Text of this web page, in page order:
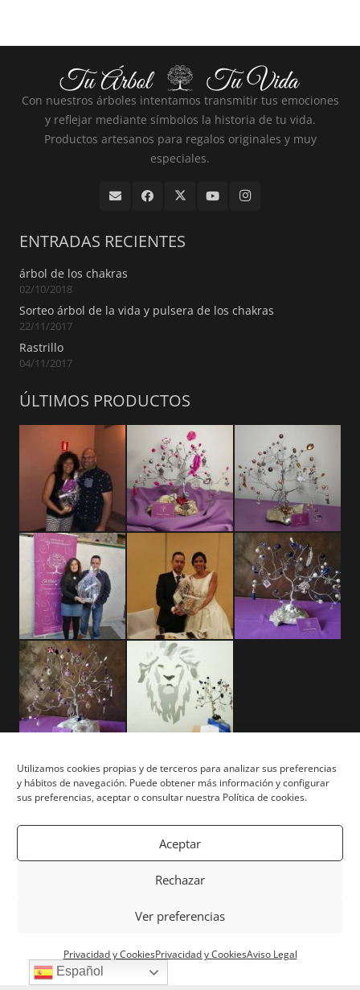
Utilizamos cookies propias y de terceros para analizar sus preferencias
y hábitos de navegación. Puede obtener más información y configurar
sus preferencias, aceptar o consultar nuestra Política de cookies.
Aceptar
Rechazar
Ver preferencias
Privacidad y CookiesPrivacidad y CookiesAviso Legal
Con nuestros árboles intentamos transmitir tus emociones
y reflejar mediante símbolos la historia de tu vida.
Productos artesanos para regalos originales y muy
especiales.
ENTRADAS RECIENTES
árbol de los chakras
02/10/2018
Sorteo árbol de la vida y pulsera de los chakras
22/11/2017
Rastrillo
04/11/2017
ÚLTIMOS PRODUCTOS
Aviso Legal
Privacidad y Cookies
Mapa del Sitio
reservados. | Powered byWhite Lion Studio
Español